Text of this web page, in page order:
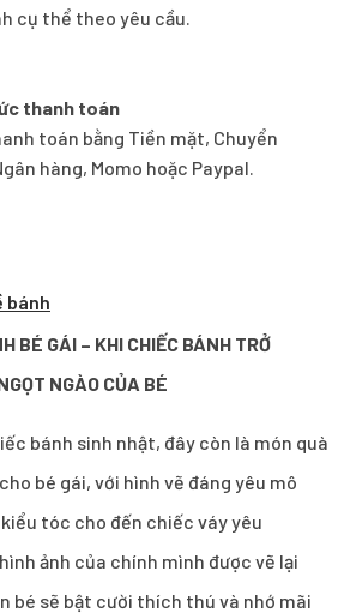
cụ thể theo yêu cầu.
thanh toán
toán bằng Tiền mặt, Chuyển
hàng, Momo hoặc Paypal.
bánh
BÉ GÁI – KHI CHIẾC BÁNH TRỞ
NGÀO CỦA BÉ
bánh sinh nhật, đây còn là món quà
bé gái, với hình vẽ đáng yêu mô
tóc cho đến chiếc váy yêu
ảnh của chính mình được vẽ lại
bé sẽ bật cười thích thú và nhớ mãi